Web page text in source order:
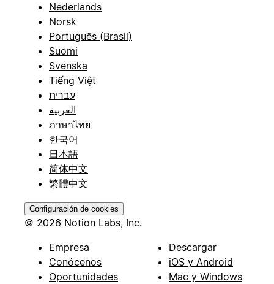
Nederlands
Norsk
Português (Brasil)
Suomi
Svenska
Tiếng Việt
עברית
العربية
ภาษาไทย
한국어
日本語
简体中文
繁體中文
Configuración de cookies
© 2026 Notion Labs, Inc.
Empresa
Conócenos
Oportunidades
Descargar
iOS y Android
Mac y Windows